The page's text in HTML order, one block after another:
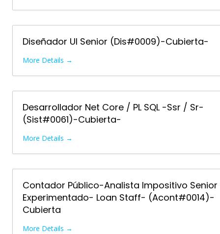
Diseñador UI Senior (Dis#0009)-Cubierta-
More Details
Desarrollador Net Core / PL SQL -Ssr / Sr-
(Sist#0061)-Cubierta-
More Details
Contador Público-Analista Impositivo Senior
Experimentado- Loan Staff- (Acont#0014)-
Cubierta
More Details